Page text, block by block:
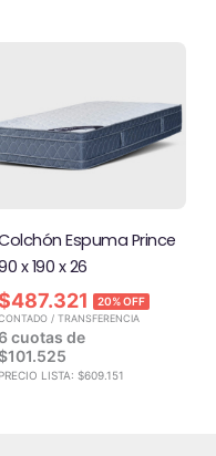
Espuma Prince
x 190 x 26
487.321 20% OFF
/ TRANSFERENCIA
cuotas de
101.525
PRECIO LISTA: $609.151